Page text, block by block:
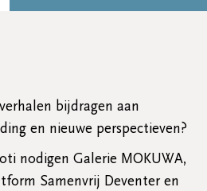
bijdragen aan
en nieuwe perspectieven?
nodigen Galerie MOKUWA,
Samenvrij Deventer en